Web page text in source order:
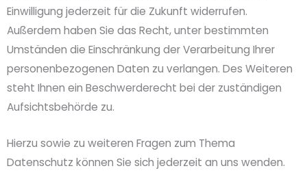
Einwilligung jederzeit für die Zukunft widerrufen.
Außerdem haben Sie das Recht, unter bestimmten
Umständen die Einschränkung der Verarbeitung Ihrer
personenbezogenen Daten zu verlangen. Des Weiteren
steht Ihnen ein Beschwerderecht bei der zuständigen
Aufsichtsbehörde zu.
Hierzu sowie zu weiteren Fragen zum Thema
Datenschutz können Sie sich jederzeit an uns wenden.